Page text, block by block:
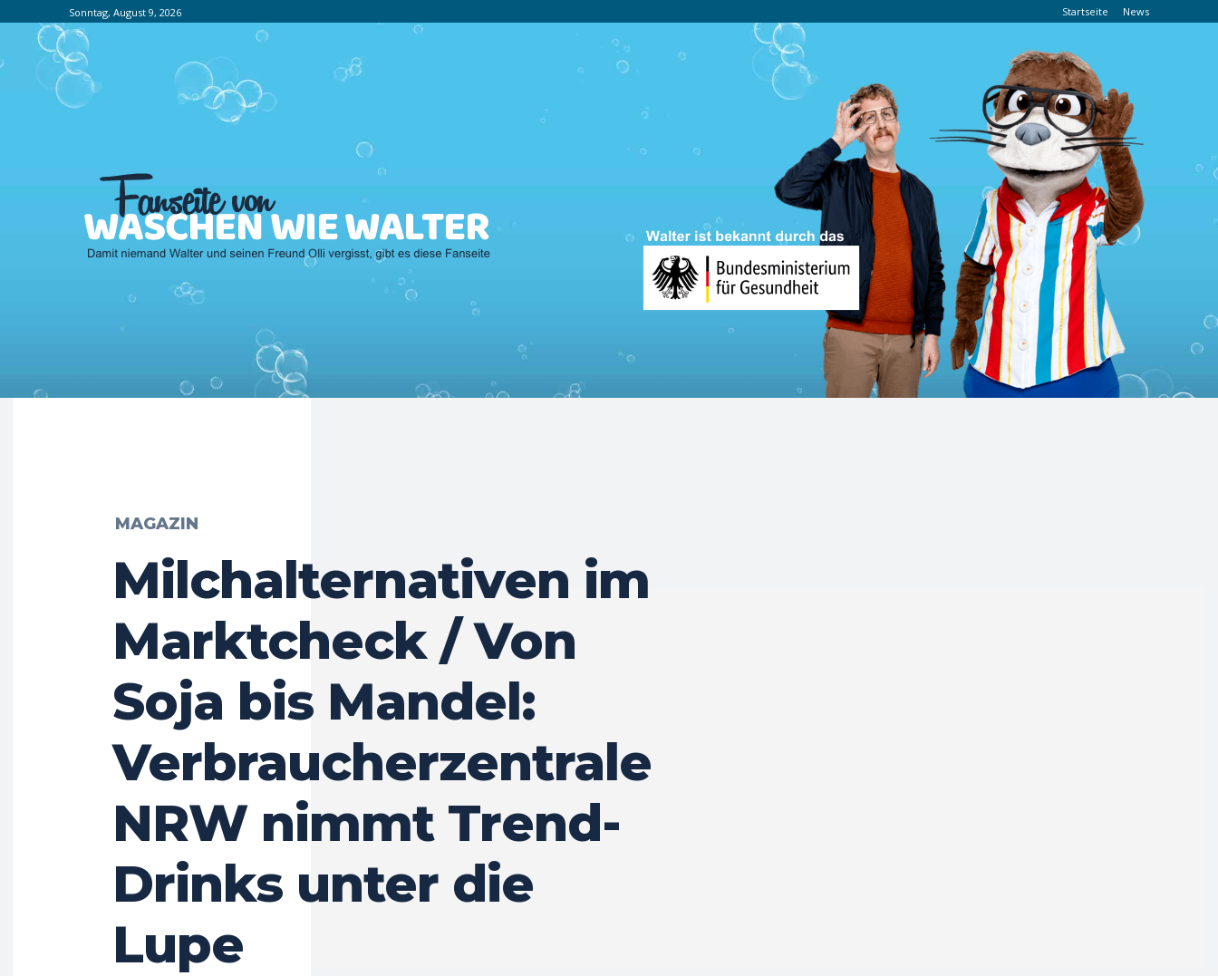
Sonntag, August 9, 2026 Startseite News
MAGAZIN
Milchalternativen im
Marktcheck / Von
Soja bis Mandel:
Verbraucherzentrale
NRW nimmt Trend-
Drinks unter die
Lupe